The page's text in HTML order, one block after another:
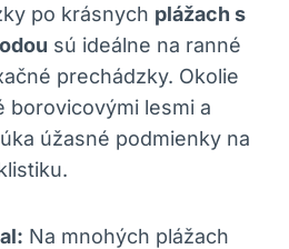
po krásnych plážach s
sú ideálne na ranné
prechádzky. Okolie
borovicovými lesmi a
úžasné podmienky na
Na mnohých plážach